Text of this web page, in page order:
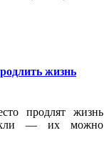
жизнь
продлят жизнь
— их можно